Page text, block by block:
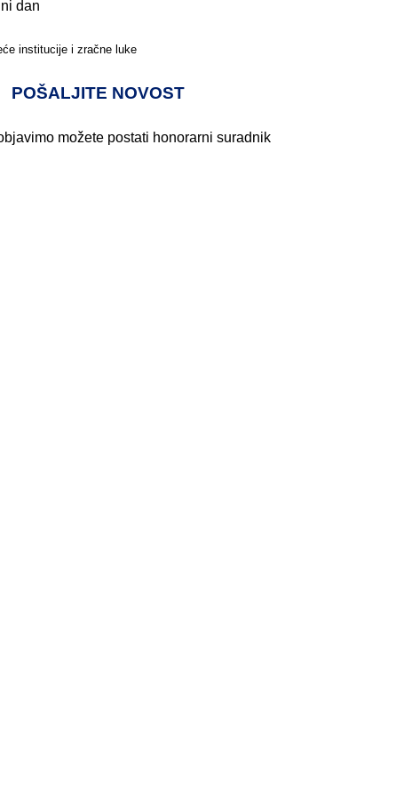
dan
institucije i zračne luke
POŠALJITE NOVOST
možete postati honorarni suradnik